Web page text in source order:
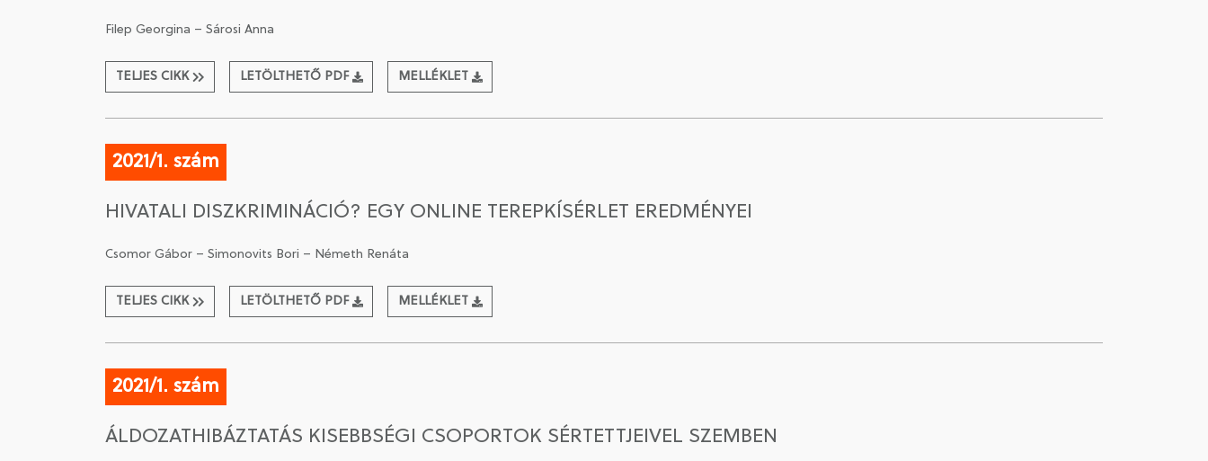
Filep Georgina – Sárosi Anna
TELJES CIKK LETÖLTHETŐ PDF MELLÉKLET
2021/1. szám
HIVATALI DISZKRIMINÁCIÓ? EGY ONLINE TEREPKÍSÉRLET EREDMÉNYEI
Csomor Gábor – Simonovits Bori – Németh Renáta
TELJES CIKK LETÖLTHETŐ PDF MELLÉKLET
2021/1. szám
ÁLDOZATHIBÁZTATÁS KISEBBSÉGI CSOPORTOK SÉRTETTJEIVEL SZEMBEN